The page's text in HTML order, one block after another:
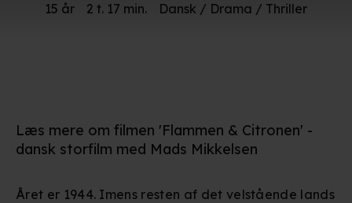
15 år 2 t. 17 min. Dansk / Drama / Thriller
Læs mere om filmen 'Flammen & Citronen' -
dansk storfilm med Mads Mikkelsen
Året er 1944. Imens resten af det velstående lands